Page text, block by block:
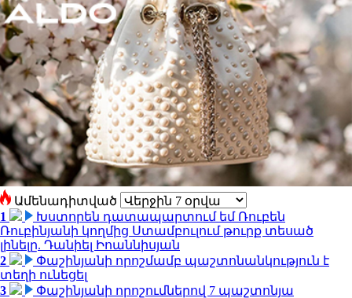
Ամենադիտված
1
Խստորեն դատապարտում եմ Ռուբեն
Ռուբինյանի կողմից Ստամբուլում թուրք տեսած
լինելը. Դանիել Իոաննիսյան
2
Փաշինյանի որոշմամբ պաշտոնանկություն է
տեղի ունեցել
3
Փաշինյանի որոշումներով 7 պաշտոնյա